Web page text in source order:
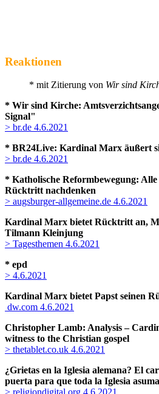
Reaktionen
* mit Zitierung von Wir sind
* Wir sind Kirche:
Signal"
> br.de 4.6.2021
* BR24Live: Kardinal Marx äußert
> br.de 4.6.2021
* Katholische Reformbewegung: Alle
Rücktritt nachdenken
> augsburger-allgemeine.de 4.6.2021
Kardinal Marx bietet Rücktritt an,
Tilmann Kleinjung
> Tagesthemen 4.6.2021
* epd
> 4.6.2021
Kardinal Marx bietet Papst seinen
dw.com 4.6.2021
Christopher Lamb: Analysis –
witness to the Christian gospel
> thetablet.co.uk 4.6.2021
¿Grietas en la Iglesia alemana? El
puerta para que toda la Iglesia